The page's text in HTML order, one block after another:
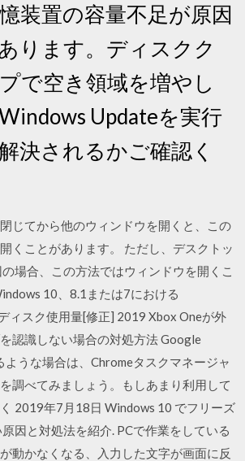
装置の容量不足が原因
ります。ディスクク
で空き領域を増やし
Updateを実行
決されるかご確認く
じてから他のウィンドウを開くと、この
くことがあります。 ただし、デスクトッ
場合、この方法ではウィンドウを開くこ
10、8.1または7における
ィスク使用量[修正] 2019 Xbox Oneが外
認識しない場合の対処方法 Google
ような場合は、Chromeタスクマネージャ
調べてみましょう。もしあまり利用して
2019年7月18日 Windows 10 でフリーズ
因と対処法を紹介. PCで作業をしている
動かなくなる、入力した文字が画面に反